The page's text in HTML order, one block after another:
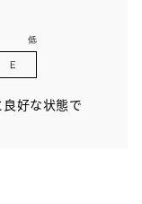
好な状態で